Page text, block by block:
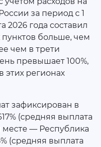
за период с 1
2026 года составил
пунктов больше, чем
чем в трети
превышает 100%,
этих регионах
зафиксирован в
(средняя выплата
месте — Республика
(средняя выплата